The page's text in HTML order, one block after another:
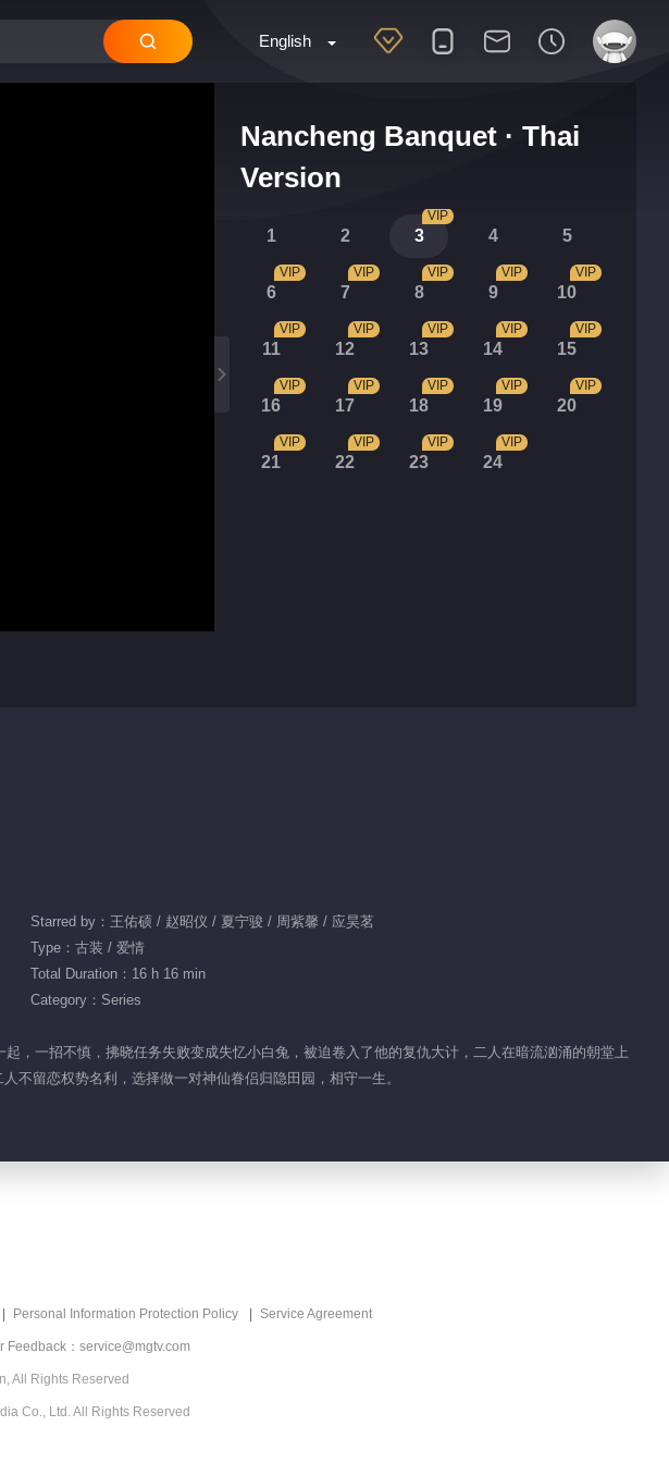
English
Nancheng Banquet · Thai
Version
1 2 3
VIP
4 5
6
VIP
7
VIP
8
VIP
9
VIP
10
VIP
11
VIP
12
VIP
13
VIP
14
VIP
15
VIP
16
VIP
17
VIP
18
VIP
19
VIP
20
VIP
21
VIP
22
VIP
23
VIP
24
VIP
Starred by：王佑硕 / 赵昭仪 / 夏宁骏 / 周紫馨 / 应昊茗
Type：古装 / 爱情
Total Duration：16 h 16 min
Category：Series
，一招不慎，拂晓任务失败变成失忆小白兔，被迫卷入了他的复仇大计，二人在暗流汹涌的朝堂上
不留恋权势名利，选择做一对神仙眷侣归隐田园，相守一生。
Personal Information Protection Policy Service Agreement
Feedback：service@mgtv.com
All Rights Reserved
Co., Ltd. All Rights Reserved